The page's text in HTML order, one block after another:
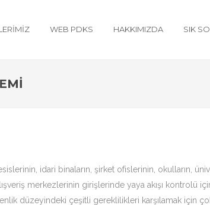
WEB PDKS HAKKIMIZDA SIK
idari binaların, şirket ofislerinin, okulların,
merkezlerinin girişlerinde yaya akışı kontrolü
düzeyindeki çeşitli gereklilikleri karşılamak için çok